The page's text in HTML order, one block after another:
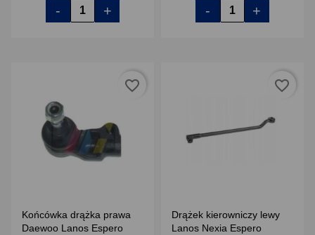
- + - +
Końcówka drążka prawa
Daewoo Lanos Espero
favorite_border
Drążek kierowniczy lewy
Lanos Nexia Espero
favorite_border